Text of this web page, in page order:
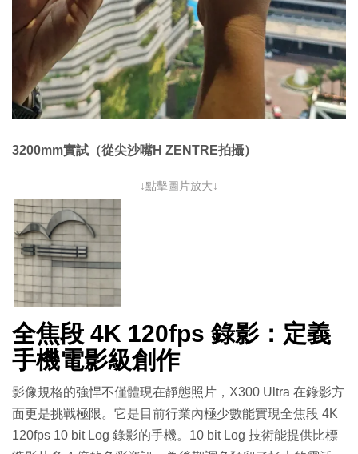
3200mm實試（從尖沙嘴H ZENTRE拍攝）
↓點擊圖片放大↓
全焦段 4K 120fps 錄影：定義
手機電影級創作
影像規格的強悍不僅體現在靜態照片，X300 Ultra 在錄影方
面更是挑戰極限。它是目前行業內極少數能實現全焦段 4K
120fps 10 bit Log 錄影的手機。10 bit Log 技術能提供比標